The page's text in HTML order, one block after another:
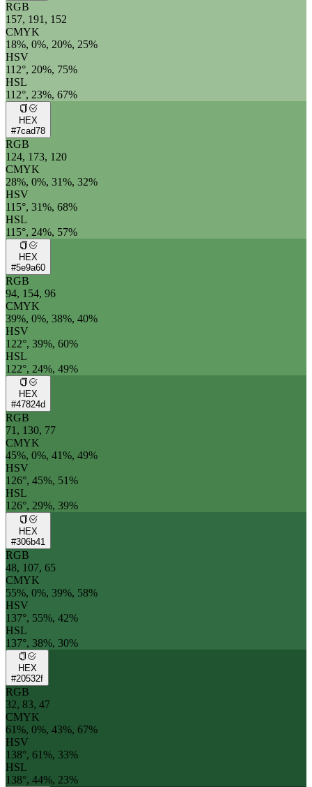
RGB
157, 191, 152
CMYK
18%, 0%, 20%, 25%
HSV
112°, 20%, 75%
HSL
112°, 23%, 67%
HEX
#7cad78
RGB
124, 173, 120
CMYK
28%, 0%, 31%, 32%
HSV
115°, 31%, 68%
HSL
115°, 24%, 57%
HEX
#5e9a60
RGB
94, 154, 96
CMYK
39%, 0%, 38%, 40%
HSV
122°, 39%, 60%
HSL
122°, 24%, 49%
HEX
#47824d
RGB
71, 130, 77
CMYK
45%, 0%, 41%, 49%
HSV
126°, 45%, 51%
HSL
126°, 29%, 39%
HEX
#306b41
RGB
48, 107, 65
CMYK
55%, 0%, 39%, 58%
HSV
137°, 55%, 42%
HSL
137°, 38%, 30%
HEX
#20532f
RGB
32, 83, 47
CMYK
61%, 0%, 43%, 67%
HSV
138°, 61%, 33%
HSL
138°, 44%, 23%